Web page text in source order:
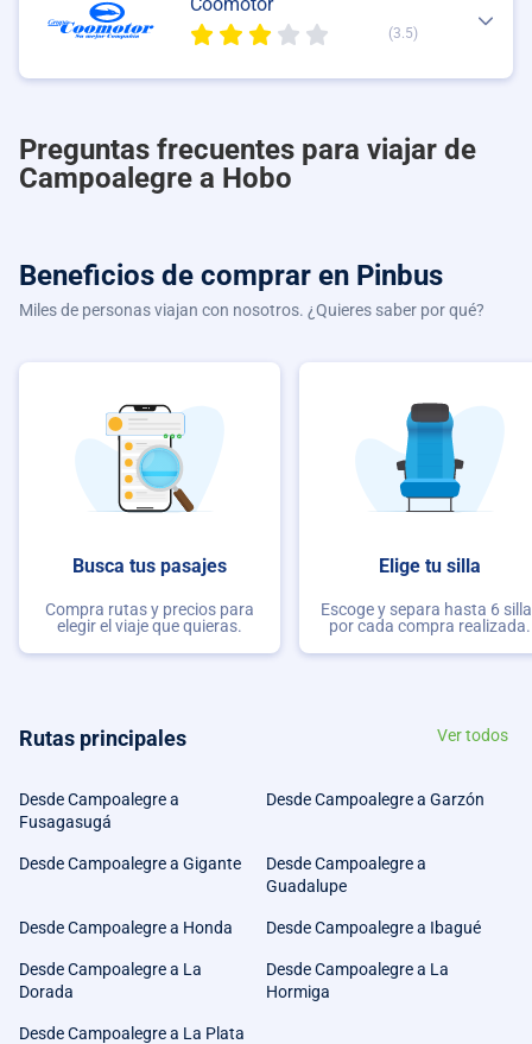
(3.5)
Preguntas frecuentes para viajar de
Campoalegre a Hobo
Beneficios de comprar en Pinbus
Miles de personas viajan con nosotros. ¿Quieres saber por qué?
Busca tus pasajes
Compra rutas y precios para
elegir el viaje que quieras.
Elige tu silla
Escoge y separa hasta 6
por cada compra realizada.
Rutas principales Ver todos
Desde Campoalegre a
Fusagasugá
Desde Campoalegre a Garzón
Desde Campoalegre a Gigante
Desde Campoalegre a
Guadalupe
Desde Campoalegre a Honda Desde Campoalegre a Ibagué
Desde Campoalegre a La
Dorada
Desde Campoalegre a La
Hormiga
Desde Campoalegre a La Plata